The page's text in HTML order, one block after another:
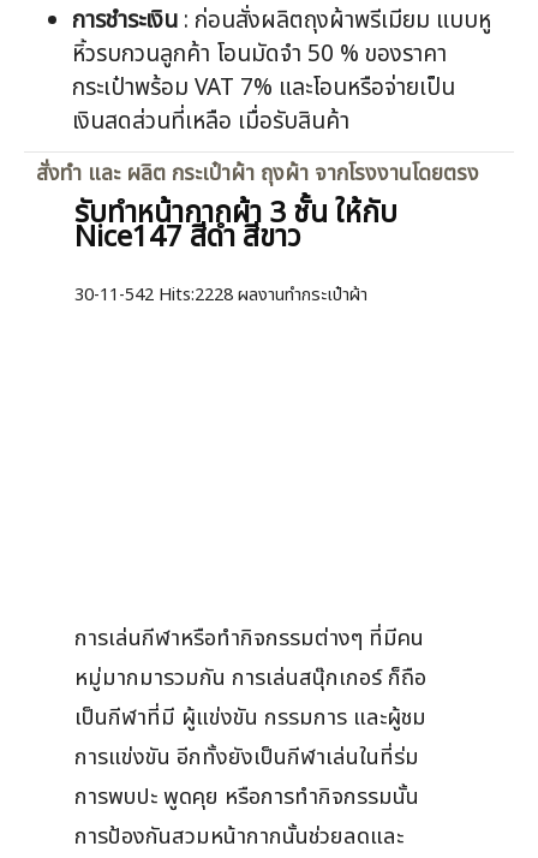
การชำระเงิน : ก่อนสั่งผลิตถุงผ้าพรีเมียม แบบหู
หิ้วรบกวนลูกค้า โอนมัดจำ 50 % ของราคา
กระเป๋าพร้อม VAT 7% และโอนหรือจ่ายเป็น
เงินสดส่วนที่เหลือ เมื่อรับสินค้า
สั่งทำ และ ผลิต กระเป๋าผ้า ถุงผ้า จากโรงงานโดยตรง
รับทำหน้ากากผ้า 3 ชั้น ให้กับ
Nice147 สีดำ สีขาว
30-11-542 Hits:2228 ผลงานทำกระเป๋าผ้า
การเล่นกีฬาหรือทำกิจกรรมต่างๆ ที่มีคน
หมู่มากมารวมกัน การเล่นสนุ๊กเกอร์ ก็ถือ
เป็นกีฬาที่มี ผู้แข่งขัน กรรมการ และผู้ชม
การแข่งขัน อีกทั้งยังเป็นกีฬาเล่นในที่ร่ม
การพบปะ พูดคุย หรือการทำกิจกรรมนั้น
การป้องกันสวมหน้ากากนั้นช่วยลดและ